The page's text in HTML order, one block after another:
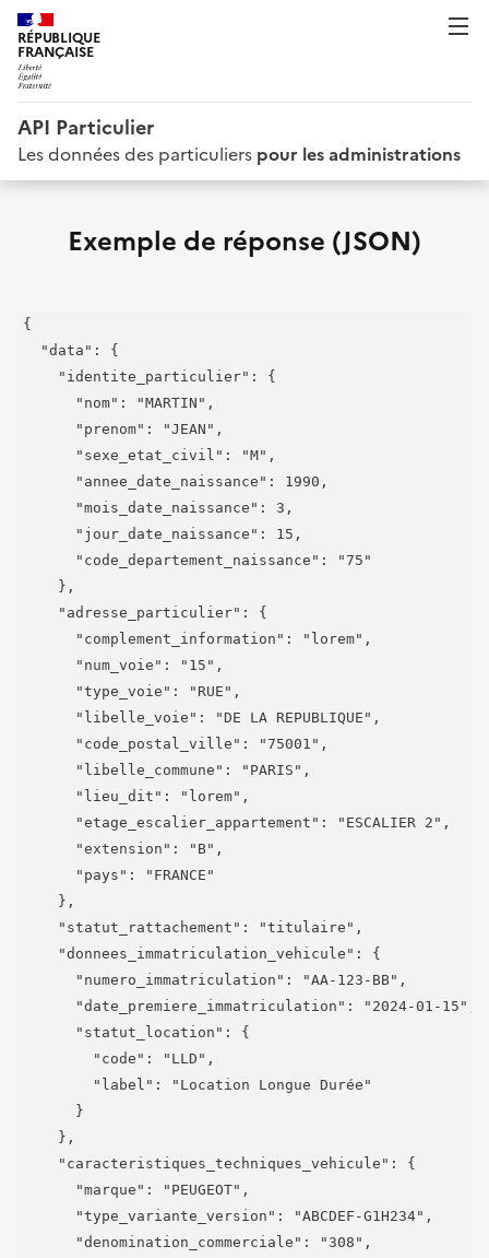
RÉPUBLIQUE
FRANÇAISE
API Particulier
Les données des particuliers pour les administrations
Exemple de réponse (JSON)
{
  "data": {
    "identite_particulier": {
      "nom": "MARTIN",
      "prenom": "JEAN",
      "sexe_etat_civil": "M",
      "annee_date_naissance": 1990,
      "mois_date_naissance": 3,
      "jour_date_naissance": 15,
      "code_departement_naissance": "75"
    },
    "adresse_particulier": {
      "complement_information": "lorem",
      "num_voie": "15",
      "type_voie": "RUE",
      "libelle_voie": "DE LA REPUBLIQUE",
      "code_postal_ville": "75001",
      "libelle_commune": "PARIS",
      "lieu_dit": "lorem",
      "etage_escalier_appartement": "ESCALIER 2",
      "extension": "B",
      "pays": "FRANCE"
    },
    "statut_rattachement": "titulaire",
    "donnees_immatriculation_vehicule": {
      "numero_immatriculation": "AA-123-BB",
      "date_premiere_immatriculation": "2024-01-15",
      "statut_location": {
        "code": "LLD",
        "label": "Location Longue Durée"
      }
    },
    "caracteristiques_techniques_vehicule": {
      "marque": "PEUGEOT",
      "type_variante_version": "ABCDEF-G1H234",
      "denomination_commerciale": "308",